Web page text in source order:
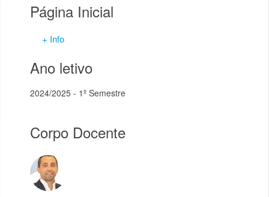
Página Inicial
+ Info
Ano letivo
2024/2025 - 1º Semestre
Corpo Docente